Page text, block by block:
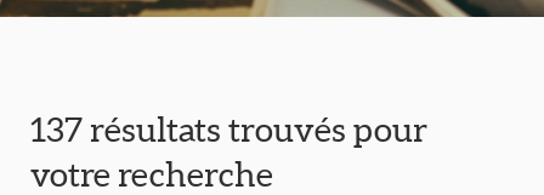
137 résultats trouvés pour
votre recherche